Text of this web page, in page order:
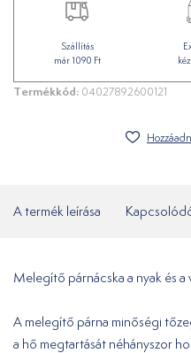
Szállítás
már 1090 Ft
Termékkód: 04027892600121
A termék leírása
Melegítő párnácska a nyak és a
A melegítő párna minőségi
a hő megtartását néhányszor